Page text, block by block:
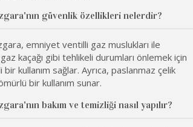
güvenlik özellikleri nelerdir?
emniyet ventilli gaz muslukları ile
kaçağı gibi tehlikeli durumları önlemek için
kullanım sağlar. Ayrıca, paslanmaz çelik
bir kullanım sunar.
bakım ve temizliği nasıl yapılır?